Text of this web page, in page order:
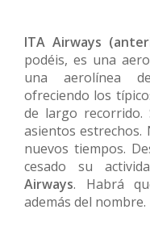
ITA Airways
podéis, es una
una aerolínea
ofreciendo los
de largo
asientos estrechos.
nuevos tiempos.
cesado su
Airways. Habrá
además del nombre.